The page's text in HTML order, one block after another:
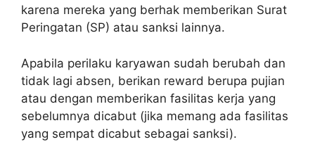
karena mereka yang berhak memberikan Surat
Peringatan (SP) atau sanksi lainnya.
Apabila perilaku karyawan sudah berubah dan
tidak lagi absen, berikan reward berupa pujian
atau dengan memberikan fasilitas kerja yang
sebelumnya dicabut (jika memang ada fasilitas
yang sempat dicabut sebagai sanksi).